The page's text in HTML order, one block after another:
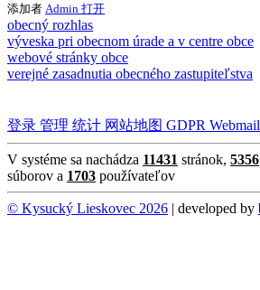
添加者 Admin 打开
obecný rozhlas
výveska pri obecnom úrade a v centre obce
webové stránky obce
verejné zasadnutia obecného zastupiteľstva
登录 管理 统计 网站地图 GDPR Webmail
V systéme sa nachádza 11431 stránok, 5356
súborov a 1703 používateľov
© Kysucký Lieskovec 2026 | developed by